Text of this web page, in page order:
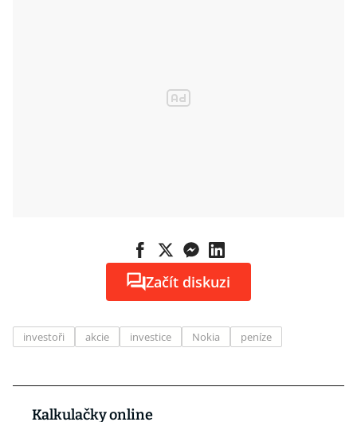
Začít diskuzi
investoři akcie investice Nokia peníze
Kalkulačky online